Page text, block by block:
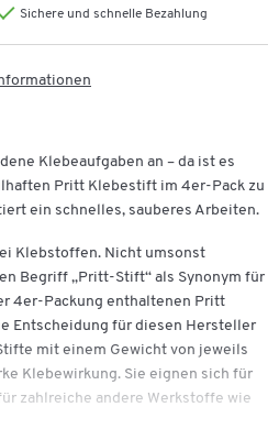
Sichere und schnelle Bezahlung
Klebeaufgaben an – da ist es
Pritt Klebestift im 4er-Pack zu
ein schnelles, sauberes Arbeiten.
Klebstoffen. Nicht umsonst
Begriff „Pritt-Stift“ als Synonym für
4er-Packung enthaltenen Pritt
Entscheidung für diesen Hersteller
mit einem Gewicht von jeweils
Klebewirkung. Sie eignen sich für
zahlreiche andere Werkstoffe wie